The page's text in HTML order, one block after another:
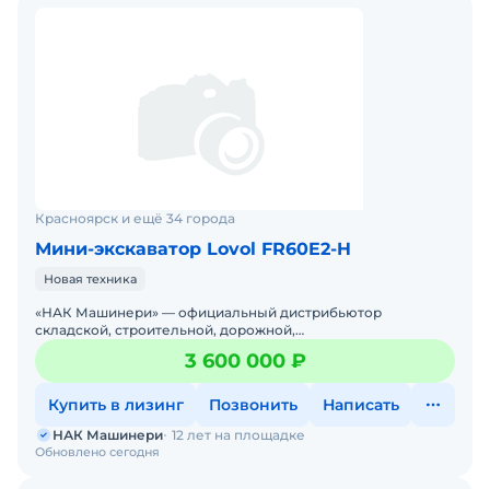
Красноярск и ещё 34 города
Мини-экскаватор Lovol FR60E2-H
Новая техника
«НАК Машинери» — официальный дистрибьютор
складской, строительной, дорожной,
сельскохозяйственной и коммунальной спецтехники
производства крупнейших мировых кор
3 600 000 ₽
Купить в лизинг Позвонить Написать
Обновлено сегодня
НАК Машинери 12 лет на площадке